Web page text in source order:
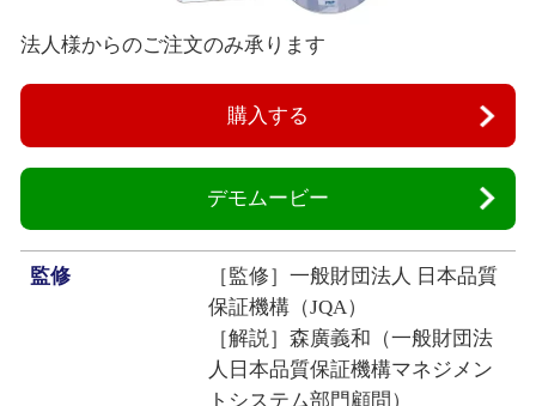
法人様からのご注文のみ承ります
購入する
デモムービー
監修
［監修］一般財団法人 日本品質
保証機構（JQA）
［解説］森廣義和（一般財団法
人日本品質保証機構マネジメン
トシステム部門顧問）